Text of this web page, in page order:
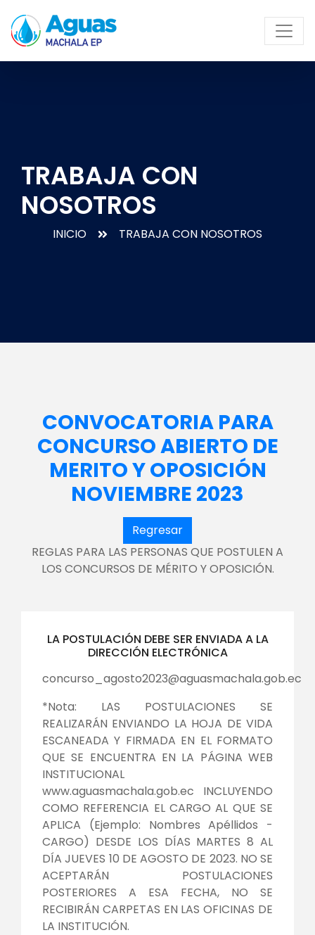
TRABAJA CON
NOSOTROS
INICIO TRABAJA CON NOSOTROS
CONVOCATORIA PARA
CONCURSO ABIERTO DE
MERITO Y OPOSICIÓN
NOVIEMBRE 2023
Regresar
REGLAS PARA LAS PERSONAS QUE POSTULEN A
LOS CONCURSOS DE MÉRITO Y OPOSICIÓN.
LA POSTULACIÓN DEBE SER ENVIADA A LA
DIRECCIÓN ELECTRÓNICA
concurso_agosto2023@aguasmachala.gob.ec
*Nota: LAS POSTULACIONES SE
REALIZARÁN ENVIANDO LA HOJA DE VIDA
ESCANEADA Y FIRMADA EN EL FORMATO
QUE SE ENCUENTRA EN LA PÁGINA WEB
INSTITUCIONAL
www.aguasmachala.gob.ec INCLUYENDO
COMO REFERENCIA EL CARGO AL QUE SE
APLICA (Ejemplo: Nombres Apéllidos -
CARGO) DESDE LOS DÍAS MARTES 8 AL
DÍA JUEVES 10 DE AGOSTO DE 2023. NO SE
ACEPTARÁN POSTULACIONES
POSTERIORES A ESA FECHA, NO SE
RECIBIRÁN CARPETAS EN LAS OFICINAS DE
LA INSTITUCIÓN.